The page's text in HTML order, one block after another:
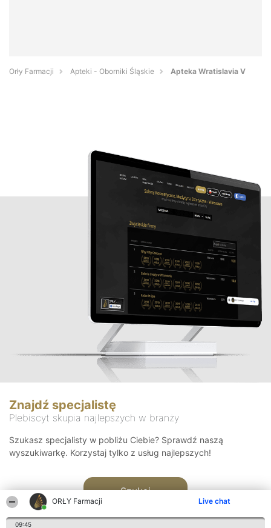
ORŁY Farmacji Live chat
09:45
Orły Farmacji Apteki - Oborniki Śląskie Apteka Wratislavia V
Znajdź specjalistę
Plebiscyt skupia najlepszych w branży
Szukasz specjalisty w pobliżu Ciebie? Sprawdź naszą
wyszukiwarkę. Korzystaj tylko z usług najlepszych!
Szukaj